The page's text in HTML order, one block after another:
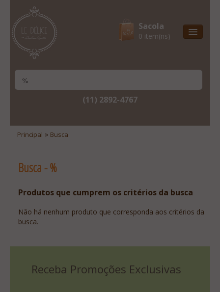
Sacola
0 item(ns)
Natal & 2017
Lista De Desejos
Minha Conta
(11) 2892-4767
Principal » Busca
Busca - %
Produtos que cumprem os critérios da busca
Não há nenhum produto que corresponda aos critérios da
busca.
Receba Promoções Exclusivas